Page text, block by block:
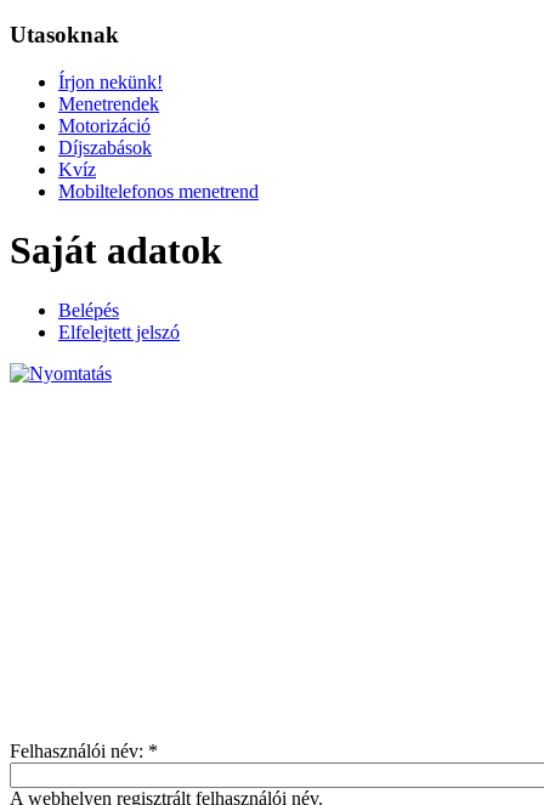
Utasoknak
Írjon nekünk!
Menetrendek
Motorizáció
Díjszabások
Kvíz
Mobiltelefonos menetrend
Saját adatok
Belépés
Elfelejtett jelszó
Felhasználói név: *
A webhelyen regisztrált felhasználói név.